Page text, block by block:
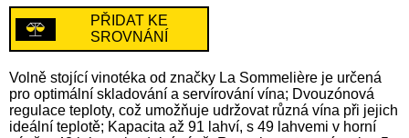
PŘIDAT KE
SROVNÁNÍ
Volně stojící vinotéka od značky La Sommelière je určená
pro optimální skladování a servírování vína; Dvouzónová
regulace teploty, což umožňuje udržovat různá vína při jejich
ideální teplotě; Kapacita až 91 lahví, s 49 lahvemi v horní